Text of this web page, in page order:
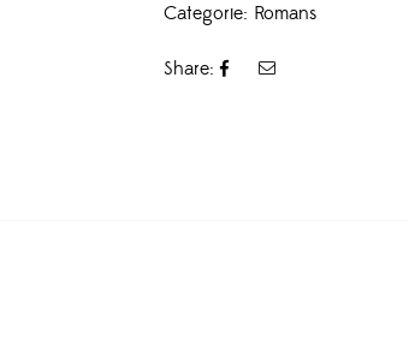
Categorie: Romans
Share: